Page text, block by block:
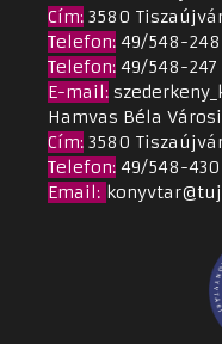
Cím: 3580
Telefon: 49/548-
Telefon: 49/548-
E-mail:
Hamvas Béla
Cím: 3580
Telefon: 49/548-430
Email: